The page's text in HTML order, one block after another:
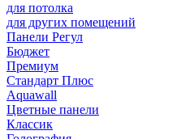
для потолка
для других помещений
Панели Регул
Бюджет
Премиум
Стандарт Плюс
Aquawall
Цветные панели
Классик